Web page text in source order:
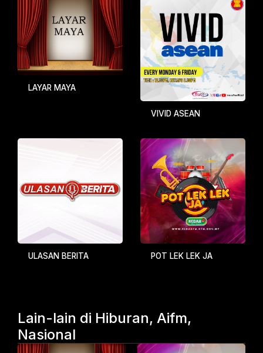
LAYAR MAYA
VIVID ASEAN
ULASAN BERITA POT LEK LEK JA
Lain-lain di Hiburan, Aifm,
Nasional